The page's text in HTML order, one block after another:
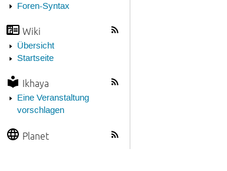
Foren-Syntax
Wiki
Übersicht
Startseite
Ikhaya
Eine Veranstaltung
vorschlagen
Planet